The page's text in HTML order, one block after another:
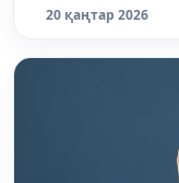
20 қаңтар 2026